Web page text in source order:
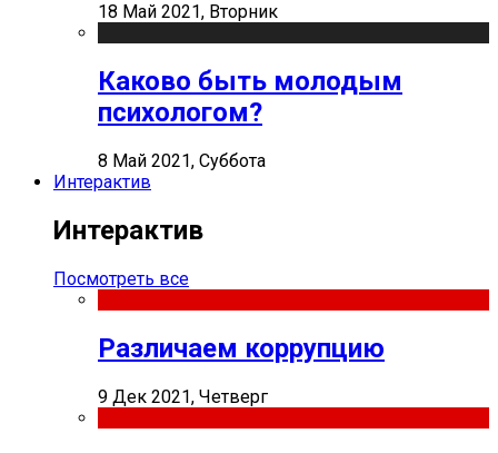
18 Май 2021, Вторник
Каково быть молодым
психологом?
8 Май 2021, Суббота
Интерактив
Интерактив
Посмотреть все
Различаем коррупцию
9 Дек 2021, Четверг